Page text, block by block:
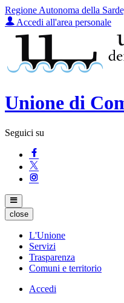
Regione Autonoma della
Accedi all'area personale
Unione di
Seguici su
close
L'Unione
Servizi
Trasparenza
Comuni e territorio
Accedi